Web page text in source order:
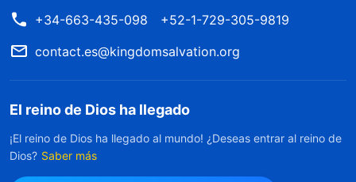
+34-663-435-098
+52-1-729-305-9819
contact.es@kingdomsalvation.org
El reino de Dios ha llegado
¡El reino de Dios ha llegado al mundo! ¿Deseas entrar al reino de
Dios? Saber más